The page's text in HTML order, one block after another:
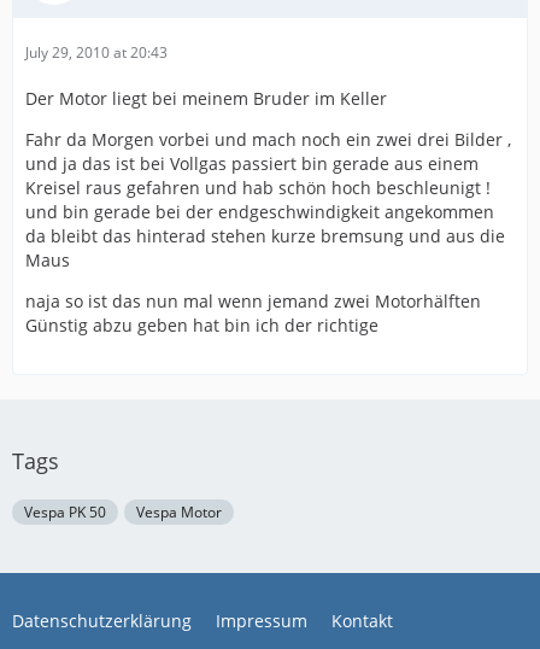
July 29, 2010 at 20:43
Der Motor liegt bei meinem Bruder im Keller
Fahr da Morgen vorbei und mach noch ein zwei drei Bilder ,
und ja das ist bei Vollgas passiert bin gerade aus einem
Kreisel raus gefahren und hab schön hoch beschleunigt !
und bin gerade bei der endgeschwindigkeit angekommen
da bleibt das hinterad stehen kurze bremsung und aus die
Maus
naja so ist das nun mal wenn jemand zwei Motorhälften
Günstig abzu geben hat bin ich der richtige
Tags
Vespa PK 50 Vespa Motor
Datenschutzerklärung Impressum Kontakt